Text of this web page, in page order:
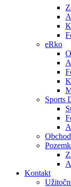
eRko
Sports
Kontakt